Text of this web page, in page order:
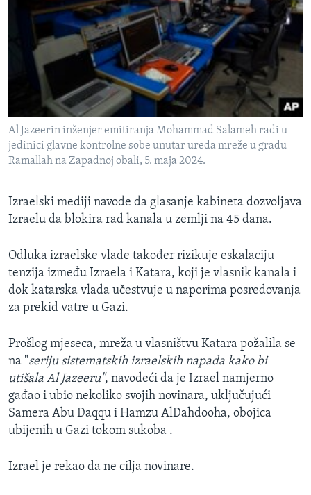
Al Jazeerin inženjer emitiranja Mohammad Salameh radi u
jedinici glavne kontrolne sobe unutar ureda mreže u gradu
Ramallah na Zapadnoj obali, 5. maja 2024.
Izraelski mediji navode da glasanje kabineta dozvoljava
Izraelu da blokira rad kanala u zemlji na 45 dana.
Odluka izraelske vlade također rizikuje eskalaciju
tenzija između Izraela i Katara, koji je vlasnik kanala i
dok katarska vlada učestvuje u naporima posredovanja
za prekid vatre u Gazi.
Prošlog mjeseca, mreža u vlasništvu Katara požalila se
na "seriju sistematskih izraelskih napada kako bi
utišala Al Jazeeru", navodeći da je Izrael namjerno
gađao i ubio nekoliko svojih novinara, uključujući
Samera Abu Daqqu i Hamzu AlDahdooha, obojica
ubijenih u Gazi tokom sukoba .
Izrael je rekao da ne cilja novinare.